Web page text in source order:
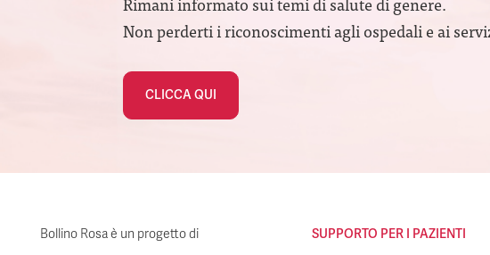
Non perderti i riconoscimenti agli ospedali e ai
CLICCA QUI
Bollino Rosa è un progetto di SUPPORTO PER I PAZIENTI